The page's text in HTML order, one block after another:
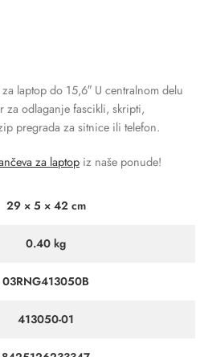
laptop do 15,6″ U centralnom delu
za odlaganje fascikli, skripti,
pregrada za sitnice ili telefon.
za laptop iz naše ponude!
29 × 5 × 42 cm
0.40 kg
03RNG413050B
413050-01